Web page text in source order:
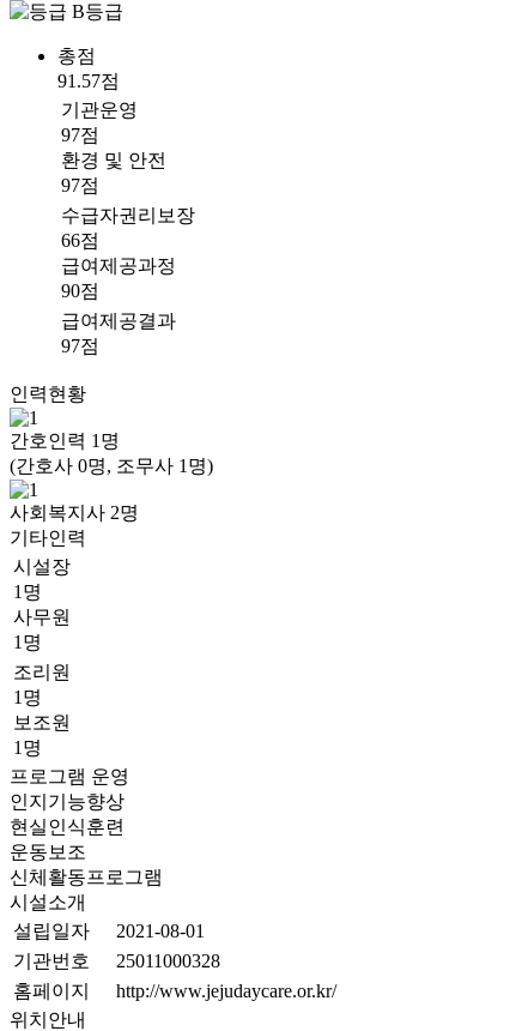
B등급
총점
91.57점
기관운영
97점
환경 및 안전
97점
수급자권리보장
66점
급여제공과정
90점
급여제공결과
97점
인력현황
간호인력 1 명
(간호사 0명, 조무사 1명)
사회복지사 2명
기타인력
시설장
1명
사무원
1명
조리원
1명
보조원
1명
프로그램 운영
인지기능향상
현실인식훈련
운동보조
신체활동프로그램
시설소개
설립일자
2021-08-01
기관번호
25011000328
홈페이지
http://www.jejudaycare.or.kr/
위치안내